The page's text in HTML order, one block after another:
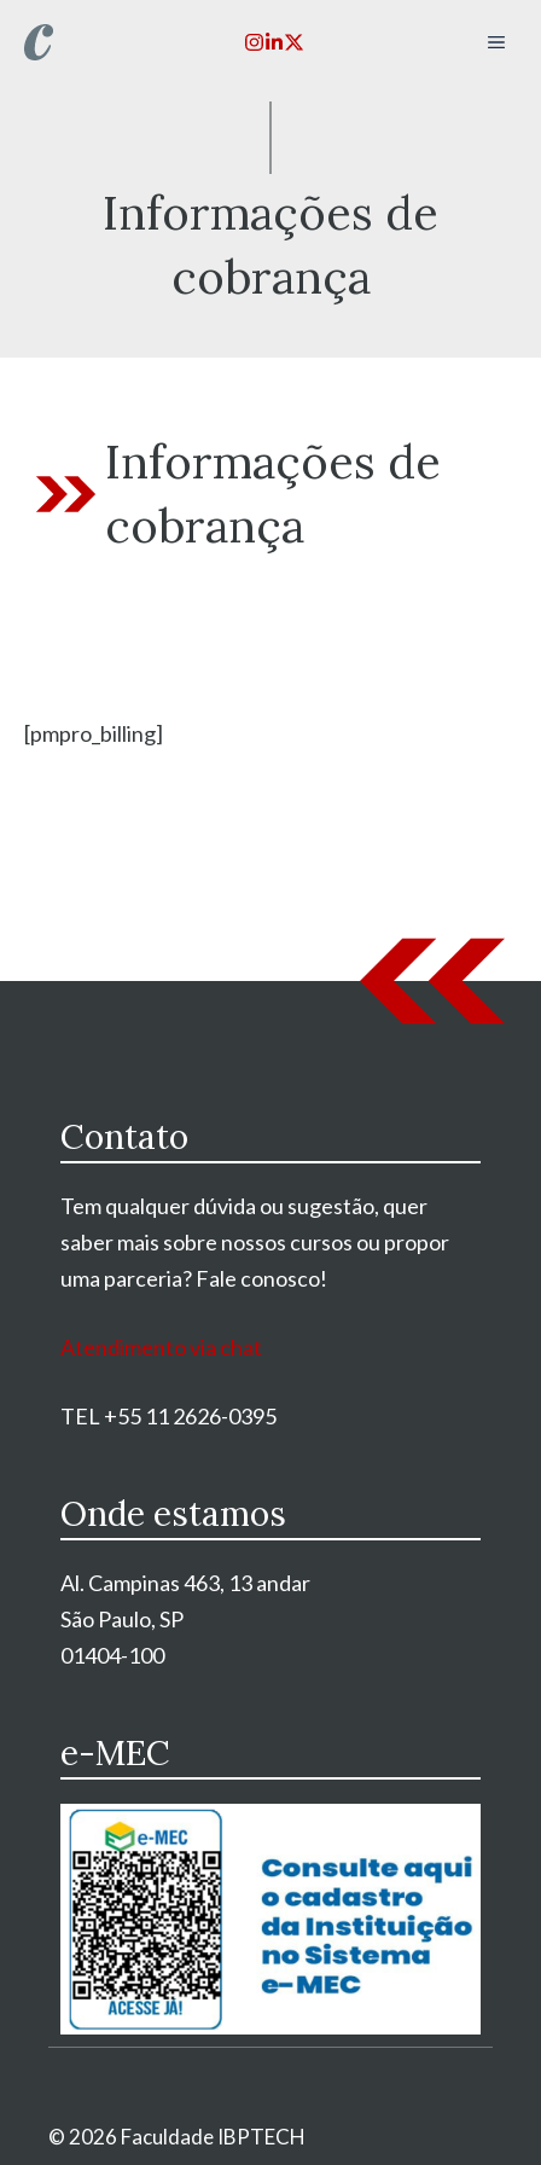
para
Informações de
cobrança
Informações de
cobrança
[pmpro_billing]
Contato
Tem qualquer dúvida ou sugestão, quer
saber mais sobre nossos cursos ou propor
uma parceria? Fale conosco!
Atendimento via chat
TEL +55 11 2626-0395
Onde estamos
Al. Campinas 463, 13 andar
São Paulo, SP
01404-100
e-MEC
© 2026 Faculdade IBPTECH